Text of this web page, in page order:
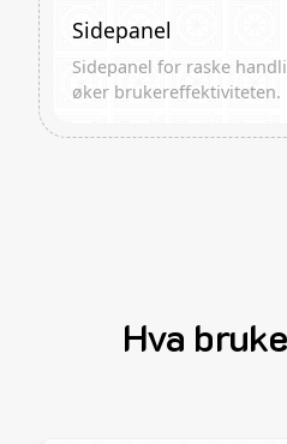
Sidepanel
Sidepanel for raske
øker brukereffektiviteten.
Hva